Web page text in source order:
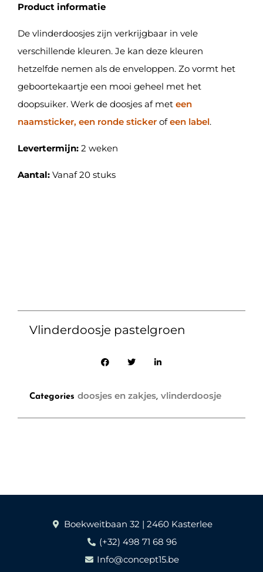
Product informatie
De vlinderdoosjes zijn verkrijgbaar in vele
verschillende kleuren. Je kan deze kleuren
hetzelfde nemen als de enveloppen. Zo vormt het
geboortekaartje een mooi geheel met het
doopsuiker. Werk de doosjes af met een
naamsticker, een ronde sticker ofeen label.
Levertermijn: 2 weken
Aantal: Vanaf 20 stuks
Vlinderdoosje pastelgroen
Categories doosjes en zakjes, vlinderdoosje
Boekweitbaan 32 | 2460 Kasterlee
(+32) 498 71 68 96
Info@concept15.be